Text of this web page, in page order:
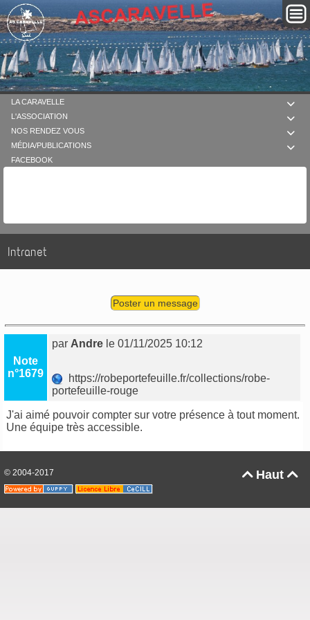

LA CARAVELLE

L'ASSOCIATION

NOS RENDEZ VOUS

MÉDIA/PUBLICATIONS
FACEBOOK
Intranet
Poster un message
Note
n°1679
par Andre le 01/11/2025 10:12
https://robeportefeuille.fr/collections/robe-
portefeuille-rouge
J'ai aimé pouvoir compter sur votre présence à tout moment.
Une équipe très accessible.
Haut 
© 2004-2017